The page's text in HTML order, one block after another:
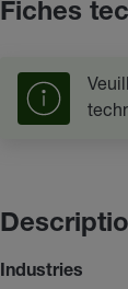
Fiches
Industries